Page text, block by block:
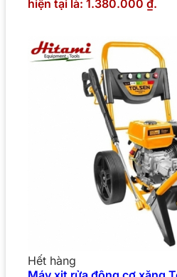
hiện tại là: 1.380.000 ₫.
Hết hàng